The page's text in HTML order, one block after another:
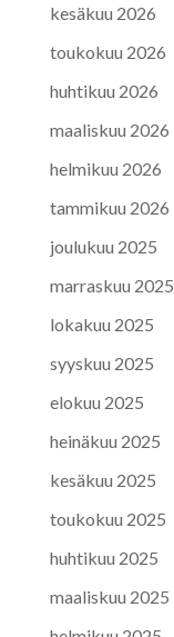
kesäkuu 2026
toukokuu 2026
huhtikuu 2026
maaliskuu 2026
helmikuu 2026
tammikuu 2026
joulukuu 2025
marraskuu 2025
lokakuu 2025
syyskuu 2025
elokuu 2025
heinäkuu 2025
kesäkuu 2025
toukokuu 2025
huhtikuu 2025
maaliskuu 2025